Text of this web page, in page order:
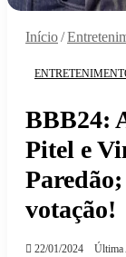
Início/
BBB24:
Pitel e
votação!
22/01/2024 Última